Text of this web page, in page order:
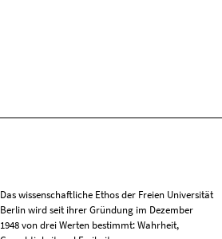
Das wissenschaftliche Ethos der Freien Universität
Berlin wird seit ihrer Gründung im Dezember
1948 von drei Werten bestimmt: Wahrheit,